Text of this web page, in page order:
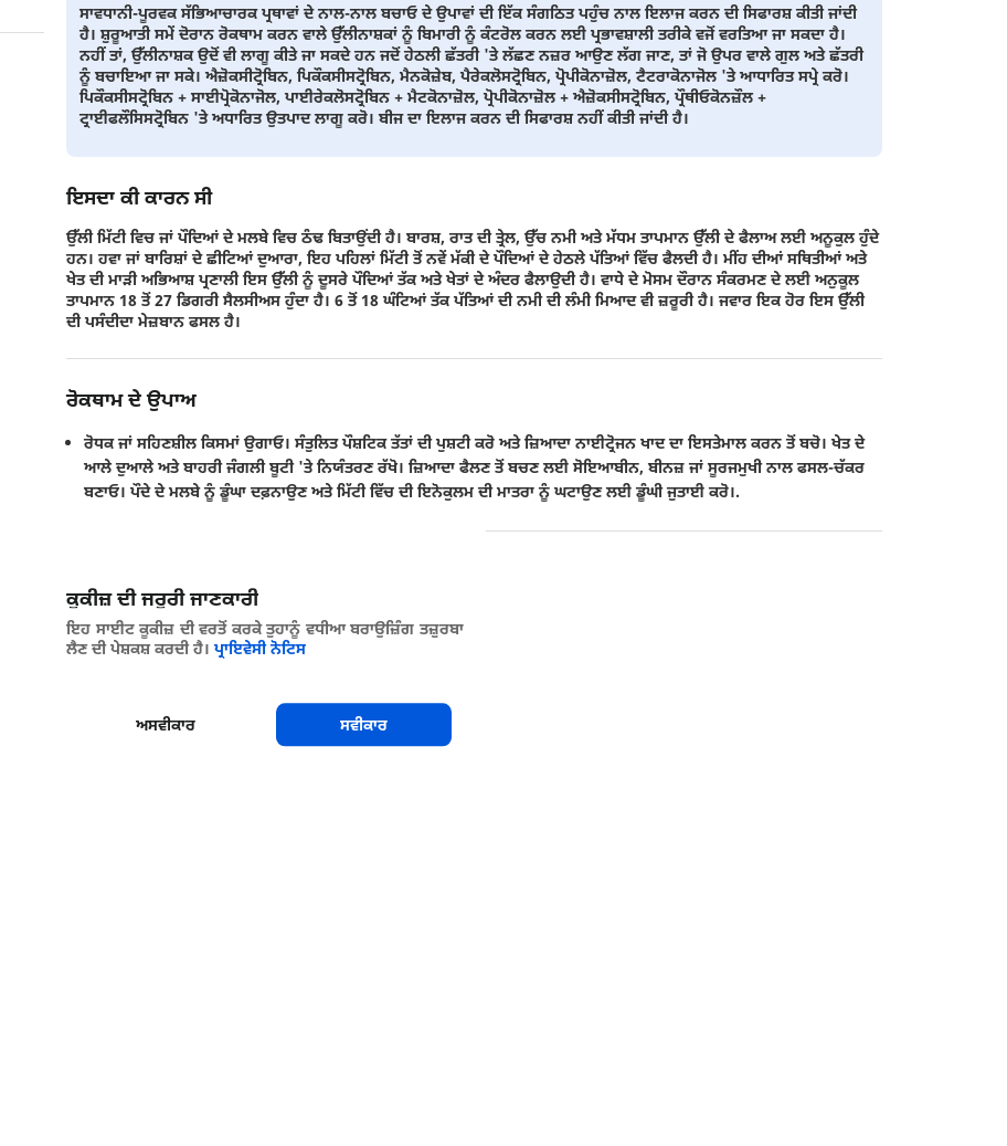
ਸਾਵਧਾਨੀ-ਪੂਰਵਕ ਸੱਭਿਆਚਾਰਕ ਪ੍ਰਥਾਵਾਂ ਦੇ ਨਾਲ-ਨਾਲ ਬਚਾਓ ਦੇ ਉਪਾਵਾਂ ਦੀ ਇੱਕ ਸੰਗਠਿਤ ਪਹੁੰਚ ਨਾਲ ਇਲਾਜ ਕਰਨ ਦੀ ਸਿਫਾਰਸ਼ ਕੀਤੀ ਜਾਂਦੀ
ਹੈ। ਸ਼ੁਰੂਆਤੀ ਸਮੇਂ ਦੋਰਾਨ ਰੋਕਥਾਮ ਕਰਨ ਵਾਲੇ ਉੱਲੀਨਾਸ਼ਕਾਂ ਨੂੰ ਬਿਮਾਰੀ ਨੂੰ ਕੰਟਰੋਲ ਕਰਨ ਲਈ ਪ੍ਰਭਾਵਸ਼ਾਲੀ ਤਰੀਕੇ ਵਜੋਂ ਵਰਤਿਆ ਜਾ ਸਕਦਾ ਹੈ।
ਨਹੀਂ ਤਾਂ, ਉੱਲੀਨਾਸ਼ਕ ਉਦੋਂ ਵੀ ਲਾਗੂ ਕੀਤੇ ਜਾ ਸਕਦੇ ਹਨ ਜਦੋਂ ਹੇਠਲੀ ਛੱਤਰੀ 'ਤੇ ਲੱਛਣ ਨਜ਼ਰ ਆਉਣ ਲੱਗ ਜਾਣ, ਤਾਂ ਜੋ ਉਪਰ ਵਾਲੇ ਗੁਲ ਅਤੇ ਛੱਤਰੀ
ਨੂੰ ਬਚਾਇਆ ਜਾ ਸਕੇ। ਐਜ਼ੋਕਸੀਟ੍ਰੋਬਿਨ, ਪਿਕੌਕਸੀਸਟ੍ਰੋਬਿਨ, ਮੈਨਕੋਜ਼ੇਬ, ਪੈਰੇਕਲੋਸਟ੍ਰੋਬਿਨ, ਪ੍ਰੋਪੀਕੋਨਾਜ਼ੋਲ, ਟੈਟਰਾਕੋਨਾਜੋਲ 'ਤੇ ਆਧਾਰਿਤ ਸਪ੍ਰੇ ਕਰੋ।
ਪਿਕੌਕਸੀਸਟ੍ਰੋਬਿਨ + ਸਾਈਪ੍ਰੋਕੋਨਾਜੋਲ, ਪਾਈਰੇਕਲੋਸਟ੍ਰੋਬਿਨ + ਮੈਟਕੋਨਾਜ਼ੋਲ, ਪ੍ਰੋਪੀਕੋਨਾਜ਼ੋਲ + ਐਜ਼ੋਕਸੀਸਟ੍ਰੋਬਿਨ, ਪ੍ਰੌਥੀਓਕੋਨਜ਼ੌਲ +
ਟ੍ਰਾਈਫਲੌਸਿਸਟ੍ਰੋਬਿਨ 'ਤੇ ਅਧਾਰਿਤ ਉਤਪਾਦ ਲਾਗੂ ਕਰੋ। ਬੀਜ ਦਾ ਇਲਾਜ ਕਰਨ ਦੀ ਸਿਫਾਰਸ਼ ਨਹੀਂ ਕੀਤੀ ਜਾਂਦੀ ਹੈ।
ਇਸਦਾ ਕੀ ਕਾਰਨ ਸੀ
ਉੱਲੀ ਮਿੱਟੀ ਵਿਚ ਜਾਂ ਪੌਦਿਆਂ ਦੇ ਮਲਬੇ ਵਿਚ ਠੰਢ ਬਿਤਾਉਂਦੀ ਹੈ। ਬਾਰਸ਼, ਰਾਤ ​​ਦੀ ਤ੍ਰੇਲ, ਉੱਚ ਨਮੀ ਅਤੇ ਮੱਧਮ ਤਾਪਮਾਨ ਉੱਲੀ ਦੇ ਫੈਲਾਅ ਲਈ ਅਨੂਕੁਲ ਹੁੰਦੇ
ਹਨ। ਹਵਾ ਜਾਂ ਬਾਰਿਸ਼ਾਂ ਦੇ ਛੀਟਿਆਂ ਦੁਆਰਾ, ਇਹ ਪਹਿਲਾਂ ਮਿੱਟੀ ਤੋਂ ਨਵੇਂ ਮੱਕੀ ਦੇ ਪੌਦਿਆਂ ਦੇ ਹੇਠਲੇ ਪੱਤਿਆਂ ਵਿੱਚ ਫੈਲਦੀ ਹੈ। ਮੀਂਹ ਦੀਆਂ ਸਥਿਤੀਆਂ ਅਤੇ
ਖੇਤ ਦੀ ਮਾੜੀ ਅਭਿਆਸ਼ ਪ੍ਰਣਾਲੀ ਇਸ ਉੱਲੀ ਨੂੰ ਦੂਸਰੇ ਪੌਦਿਆਂ ਤੱਕ ਅਤੇ ਖੇਤਾਂ ਦੇ ਅੰਦਰ ਫੈਲਾਉਦੀ ਹੈ। ਵਾਧੇ ਦੇ ਮੋਸਮ ਦੌਰਾਨ ਸੰਕਰਮਣ ਦੇ ਲਈ ਅਨੁਕੂਲ
ਤਾਪਮਾਨ 18 ਤੋਂ 27 ਡਿਗਰੀ ਸੈਲਸੀਅਸ ਹੁੰਦਾ ਹੈ। 6 ਤੋਂ 18 ਘੰਟਿਆਂ ਤੱਕ ਪੱਤਿਆਂ ਦੀ ਨਮੀ ਦੀ ਲੰਮੀ ਮਿਆਦ ਵੀ ਜ਼ਰੂਰੀ ਹੈ। ਜਵਾਰ ਇਕ ਹੋਰ ਇਸ ਉੱਂਲੀ
ਦੀ ਪਸੰਦੀਦਾ ਮੇਜ਼ਬਾਨ ਫਸਲ ਹੈ।
ਰੋਕਥਾਮ ਦੇ ਉਪਾਅ
ਰੋਧਕ ਜਾਂ ਸਹਿਣਸ਼ੀਲ ਕਿਸਮਾਂ ਉਗਾਓ। ਸੰਤੁਲਿਤ ਪੌਸ਼ਟਿਕ ਤੱਤਾਂ ਦੀ ਪੁਸ਼ਟੀ ਕਰੋ ਅਤੇ ਜ਼ਿਆਦਾ ਨਾਈਟ੍ਰੋਜਨ ਖਾਦ ਦਾ ਇਸਤੇਮਾਲ ਕਰਨ ਤੋਂ ਬਚੋ। ਖੇਤ ਦੇ
ਆਲੇ ਦੁਆਲੇ ਅਤੇ ਬਾਹਰੀ ਜੰਗਲੀ ਬੂਟੀ 'ਤੇ ਨਿਯੰਤਰਣ ਰੱਖੋ। ਜ਼ਿਆਦਾ ਫੈਲਣ ਤੋਂ ਬਚਣ ਲਈ ਸੋਇਆਬੀਨ, ਬੀਨਜ਼ ਜਾਂ ਸੂਰਜਮੁਖੀ ਨਾਲ ਫਸਲ-ਚੱਕਰ
ਬਣਾਓ। ਪੌਦੇ ਦੇ ਮਲਬੇ ਨੂੰ ਡੂੰਘਾ ਦਫ਼ਨਾਉਣ ਅਤੇ ਮਿੱਟੀ ਵਿੱਚ ਦੀ ਇਨੋਕੁਲਮ ਦੀ ਮਾਤਰਾ ਨੂੰ ਘਟਾਉਣ ਲਈ ਡੂੰਘੀ ਜੁਤਾਈ ਕਰੋ।.
ਕੂਕੀਜ਼ ਦੀ ਜਰੂਰੀ ਜਾਣਕਾਰੀ
ਇਹ ਸਾਈਟ ਕੂਕੀਜ਼ ਦੀ ਵਰਤੋਂ ਕਰਕੇ ਤੁਹਾਨੂੰ ਵਧੀਆ ਬਰਾਉਜ਼ਿੰਗ ਤਜ਼ੁਰਬਾ
ਲੈਣ ਦੀ ਪੇਸ਼ਕਸ਼ ਕਰਦੀ ਹੈ।ਪ੍ਰਾਇਵੇਸੀ ਨੋਟਿਸ
ਅਸਵੀਕਾਰ ਸਵੀਕਾਰ